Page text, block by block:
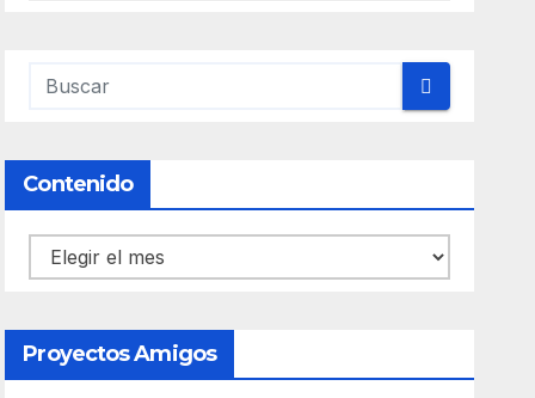
Contenido
Contenido
Proyectos Amigos